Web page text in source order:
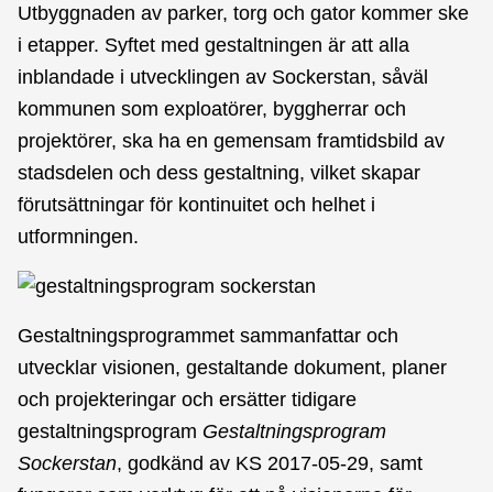
Utbyggnaden av parker, torg och gator kommer ske
i etapper. Syftet med gestaltningen är att alla
inblandade i utvecklingen av Sockerstan, såväl
kommunen som exploatörer, byggherrar och
projektörer, ska ha en gemensam framtidsbild av
stadsdelen och dess gestaltning, vilket skapar
förutsättningar för kontinuitet och helhet i
utformningen.
Gestaltningsprogrammet sammanfattar och
utvecklar visionen, gestaltande dokument, planer
och projekteringar och ersätter tidigare
gestaltningsprogram Gestaltningsprogram
Sockerstan, godkänd av KS 2017-05-29, samt